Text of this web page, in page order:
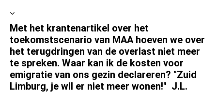
Met het krantenartikel over het
toekomstscenario van MAA hoeven we over
het terugdringen van de overlast niet meer
te spreken. Waar kan ik de kosten voor
emigratie van ons gezin declareren? "Zuid
Limburg, je wil er niet meer wonen!" J.L.